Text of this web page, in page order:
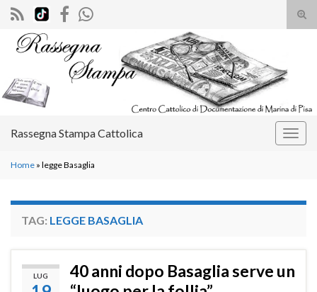
il
Search for:
Rassegna Stampa Cattolica
Home » legge Basaglia
TAG: LEGGE BASAGLIA
LUG
40 anni dopo Basaglia serve un